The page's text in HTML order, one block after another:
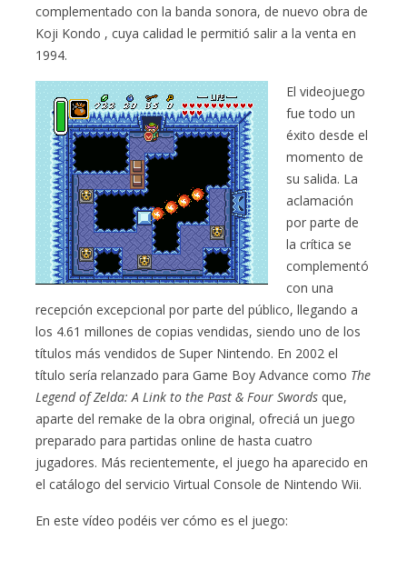
complementado con la banda sonora, de nuevo obra de
Koji Kondo , cuya calidad le permitió salir a la venta en
1994.
El videojuego
fue todo un
éxito desde el
momento de
su salida. La
aclamación
por parte de
la crítica se
complementó
con una
recepción excepcional por parte del público, llegando a
los 4.61 millones de copias vendidas, siendo uno de los
títulos más vendidos de Super Nintendo. En 2002 el
título sería relanzado para Game Boy Advance como The
Legend of Zelda: A Link to the Past & Four Swords que,
aparte del remake de la obra original, ofreciá un juego
preparado para partidas online de hasta cuatro
jugadores. Más recientemente, el juego ha aparecido en
el catálogo del servicio Virtual Console de Nintendo Wii.
En este vídeo podéis ver cómo es el juego: